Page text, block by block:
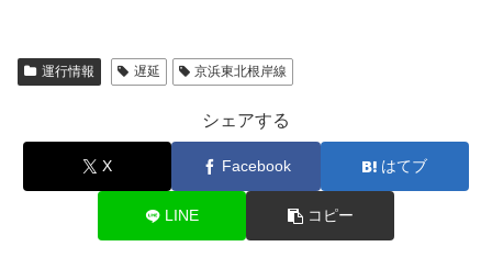
運行情報 遅延 京浜東北根岸線
シェアする
X Facebook はてブ
LINE コピー